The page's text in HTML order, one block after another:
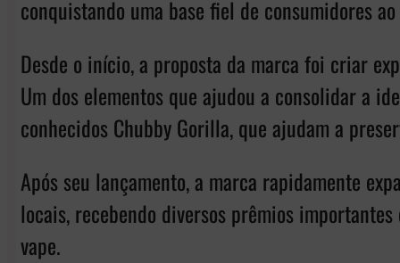
conquistando uma base fiel de consumidores
Desde o início, a proposta da marca foi criar
Um dos elementos que ajudou a consolidar a
conhecidos Chubby Gorilla, que ajudam a
Após seu lançamento, a marca rapidamente
locais, recebendo diversos prêmios
vape.